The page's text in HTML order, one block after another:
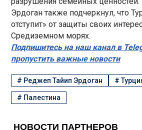
Эрдоган также подчеркнул, что
отступит» от защиты своих
Средиземном морях.
Подпишитесь на наш канал в
пропустить важные новости
# Реджеп Тайип Эрдоган #
# Палестина